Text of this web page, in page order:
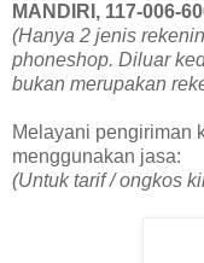
MANDIRI, 117-006-
(Hanya 2 jenis
phoneshop. Diluar
bukan merupakan
Melayani pengiriman
menggunakan jasa:
(Untuk tarif / ongkos